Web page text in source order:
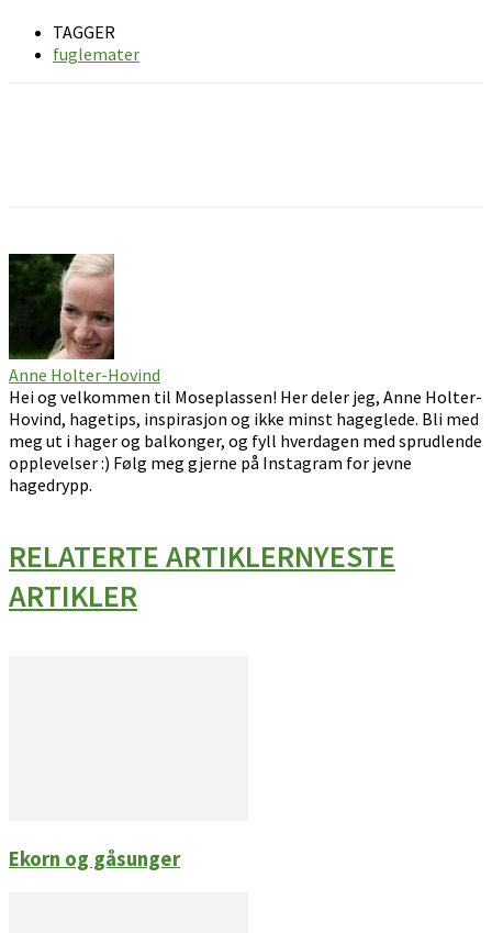
TAGGER
fuglemater
Anne Holter-Hovind
Hei og velkommen til Moseplassen! Her deler jeg, Anne Holter-
Hovind, hagetips, inspirasjon og ikke minst hageglede. Bli med
meg ut i hager og balkonger, og fyll hverdagen med sprudlende
opplevelser :) Følg meg gjerne på Instagram for jevne
hagedrypp.
RELATERTE ARTIKLERNYESTE
ARTIKLER
Ekorn og gåsunger